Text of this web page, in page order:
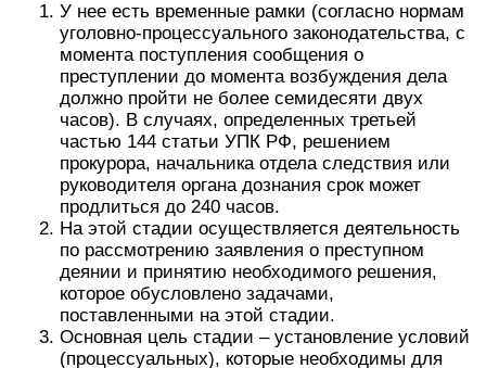
У нее есть временные рамки (согласно нормам
уголовно-процессуального законодательства, с
момента поступления сообщения о
преступлении до момента возбуждения дела
должно пройти не более семидесяти двух
часов). В случаях, определенных третьей
частью 144 статьи УПК РФ, решением
прокурора, начальника отдела следствия или
руководителя органа дознания срок может
продлиться до 240 часов.
На этой стадии осуществляется деятельность
по рассмотрению заявления о преступном
деянии и принятию необходимого решения,
которое обусловлено задачами,
поставленными на этой стадии.
Основная цель стадии – установление условий
(процессуальных), которые необходимы для